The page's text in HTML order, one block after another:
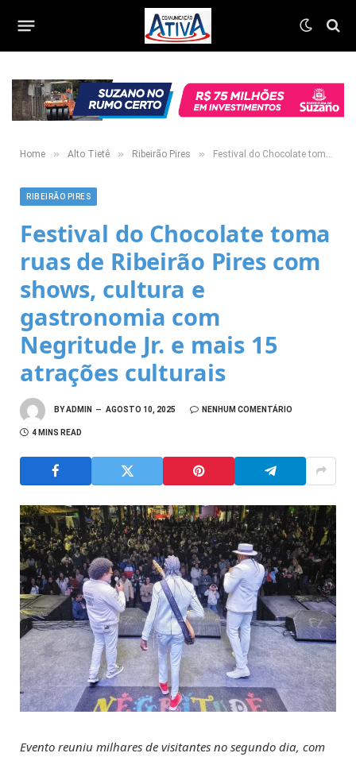
Home » Alto Tietê » Ribeirão Pires » Festival do Chocolate toma ruas de Ribeirão Pires com shows, cultura e gastronomia com Negritude Jr. e mais 15 atrações culturais
RIBEIRÃO PIRES
Festival do Chocolate toma
ruas de Ribeirão Pires com
shows, cultura e
gastronomia com
Negritude Jr. e mais 15
atrações culturais
BYADMIN AGOSTO 10, 2025 NENHUM COMENTÁRIO
4 MINS READ
Evento reuniu milhares de visitantes no segundo dia, com